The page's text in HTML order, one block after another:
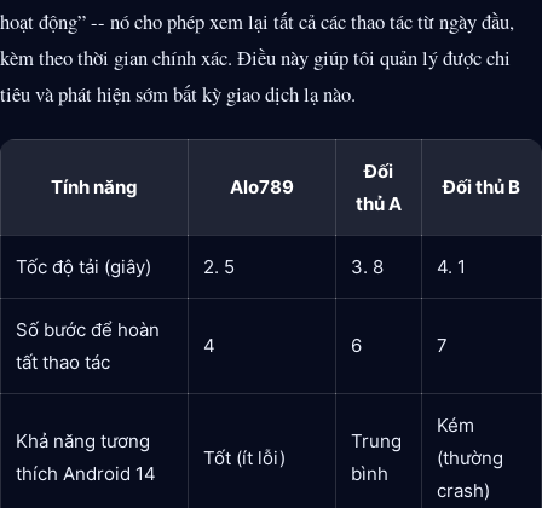
hoạt động” -- nó cho phép xem lại tất cả các thao tác từ ngày đầu,
kèm theo thời gian chính xác. Điều này giúp tôi quản lý được chi
tiêu và phát hiện sớm bất kỳ giao dịch lạ nào.
Tính năng Alo789
Đối
thủ A
Đối thủ B
Tốc độ tải (giây) 2. 5 3. 8 4. 1
Số bước để hoàn
tất thao tác
4 6 7
Khả năng tương
thích Android 14
Tốt (ít lỗi)
Trung
bình
Kém
(thường
crash)